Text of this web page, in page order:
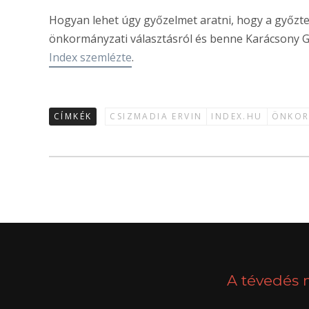
Hogyan lehet úgy győzelmet aratni, hogy a
önkormányzati választásról és benne Karácsony
Index szemlézte.
CÍMKÉK CSIZMADIA ERVIN INDEX.HU
A tévedés